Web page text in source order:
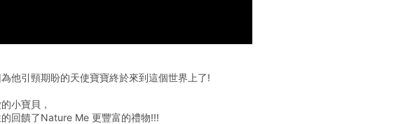
他引頸期盼的天使寶寶終於來到這個世界上了!
小寶貝，
回饋了Nature Me 更豐富的禮物!!!